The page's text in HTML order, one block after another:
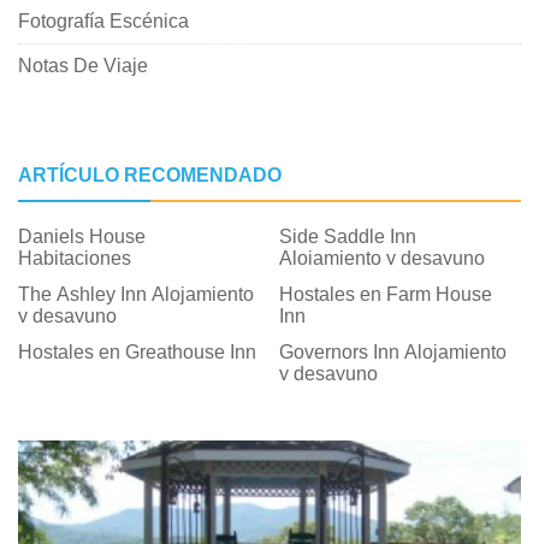
Fotografía Escénica
Notas De Viaje
ARTÍCULO RECOMENDADO
Daniels House
Habitaciones
Side Saddle Inn
Alojamiento y desayuno
The Ashley Inn Alojamiento
y desayuno
Hostales en Farm House
Inn
Hostales en Greathouse Inn
Governors Inn Alojamiento
y desayuno